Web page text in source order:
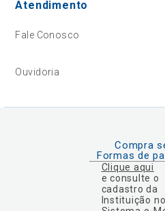
Atendimento
Fale Conosco
Ouvidoria
Compra
Formas de
Clique aqui
e consulte o
cadastro da
Instituição no